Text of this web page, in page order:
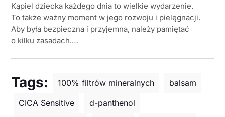
Kąpiel dziecka każdego dnia to wielkie wydarzenie.
To także ważny moment w jego rozwoju i pielęgnacji.
Aby była bezpieczna i przyjemna, należy pamiętać
o kilku zasadach.…
Tags: 100% filtrów mineralnych
balsam
CICA Sensitive
d-panthenol